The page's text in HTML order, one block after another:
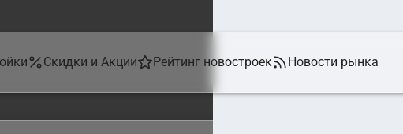
Скидки и Акции Рейтинг новостроек Новости рынка